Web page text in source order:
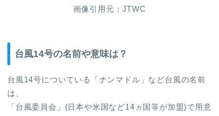
画像引用元：JTWC
台風14号の名前や意味は？
台風14号についている「ナンマドル」など台風の名前
は、
「台風委員会」(日本や米国など14ヵ国等が加盟)で用意